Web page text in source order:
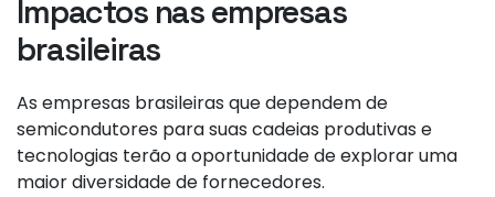
Impactos nas empresas
brasileiras
As empresas brasileiras que dependem de
semicondutores para suas cadeias produtivas e
tecnologias terão a oportunidade de explorar uma
maior diversidade de fornecedores.